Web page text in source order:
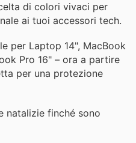
di colori vivaci per
ai tuoi accessori tech.
per Laptop 14", MacBook
Pro 16" – ora a partire
per una protezione
finché sono